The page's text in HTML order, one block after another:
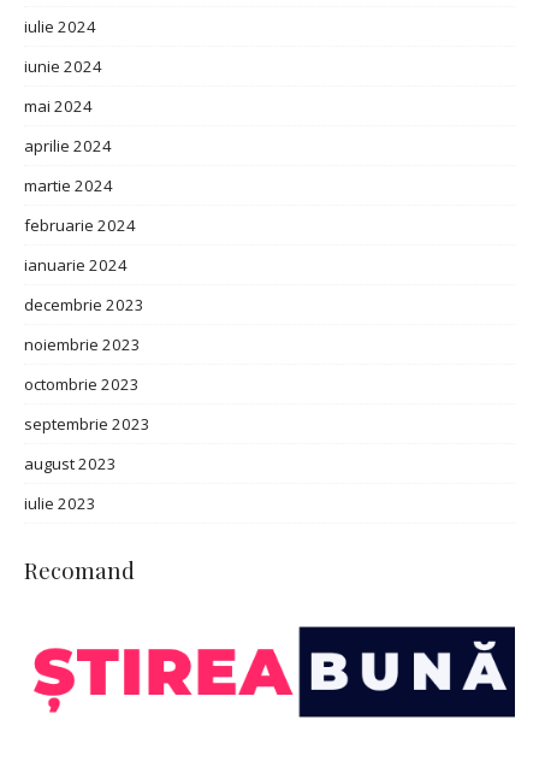
iulie 2024
iunie 2024
mai 2024
aprilie 2024
martie 2024
februarie 2024
ianuarie 2024
decembrie 2023
noiembrie 2023
octombrie 2023
septembrie 2023
august 2023
iulie 2023
Recomand